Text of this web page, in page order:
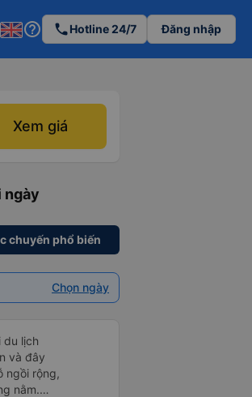
help_outline phoneHotline 24/7 Đăng nhập
Xem giá
ngày
chuyến phổ biến
Chọn ngày
du lịch
và đây
ngồi rộng,
nằm.